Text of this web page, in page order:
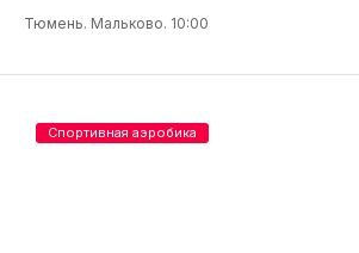
Тюмень. Мальково. 10:00
Спортивная аэробика